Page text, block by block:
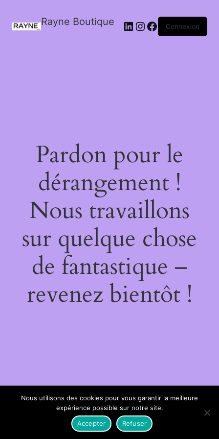
Rayne Boutique Connexion
Pardon pour le
dérangement !
Nous travaillons
sur quelque chose
de fantastique –
revenez bientôt !
Nous utilisons des cookies pour vous garantir la meilleure
expérience possible sur notre site.
Accepter
Refuser